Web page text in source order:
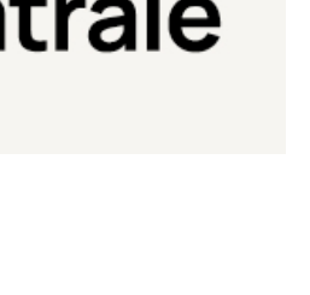
Teatrale